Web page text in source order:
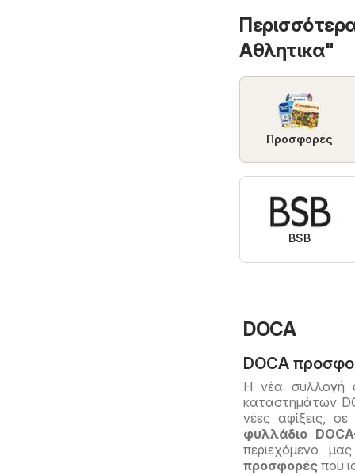
Aθλητικα"
Προσφορές
BSB
DOCA
DOCA
Η νέα συλλογή
καταστημάτων
νέες αφίξεις,
φυλλάδιο
περιεχόμενο
προσφορές που